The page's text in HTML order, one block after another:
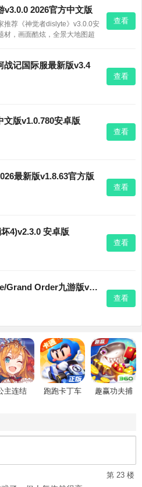
2026官方中文版
推荐《神觉者dislyte》v3.0.0安
材，画面酷炫，全景大地图超
查看
战记国际服最新版v3.4
查看
文版v1.0.780安卓版
查看
最新版v1.8.63官方版
查看
4)v2.3.0 安卓版
查看
命运冠位指定Fate/Grand Order九游版v2.106.1 安卓版
查看
主连结 跑跑卡丁车
趣赢功夫捕
第 23 楼